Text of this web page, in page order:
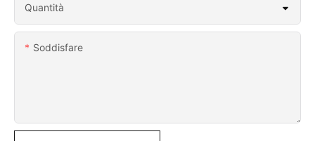
Quantità
Soddisfare